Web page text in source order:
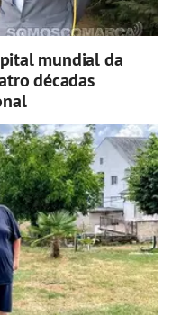
mundial da
décadas